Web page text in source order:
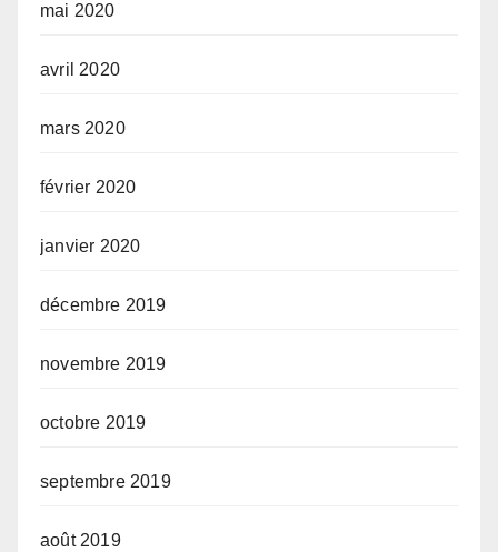
mai 2020
avril 2020
mars 2020
février 2020
janvier 2020
décembre 2019
novembre 2019
octobre 2019
septembre 2019
août 2019